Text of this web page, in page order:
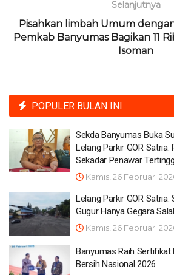
Selanjutnya
Pisahkan limbah Umum
Pemkab Banyumas Bagikan 11
Isoman
POPULER BULAN INI
Sekda Banyumas Buka
Lelang Parkir GOR Satria:
Sekadar Penawar
Kamis, 26 Februari
Lelang Parkir GOR Satria:
Gugur Hanya Gegara
Kamis, 26 Februari
Banyumas Raih Sertifikat
Bersih Nasional 2026